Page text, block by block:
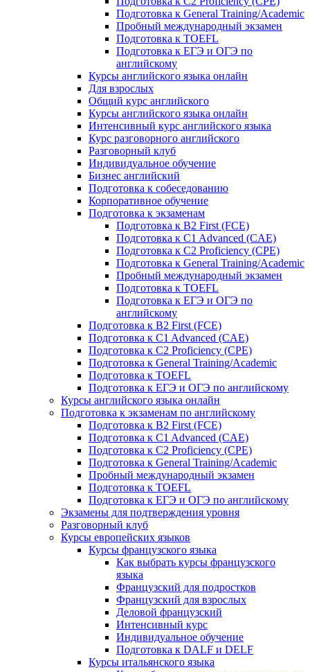
Подготовка к General Training/Academic
Пробный международный экзамен
Подготовка к TOEFL
Подготовка к ЕГЭ и ОГЭ по
английскому
Курсы английского языка онлайн
Для взрослых
Общий курс английского
Курсы английского языка онлайн
Интенсивный курс английского языка
Курс разговорного английского
Разговорный клуб
Индивидуальное обучение
Бизнес английский
Подготовка к собеседованию
Корпоративное обучение
Подготовка к экзаменам
Подготовка к B2 First (FCE)
Подготовка к C1 Advanced (CAE)
Подготовка к C2 Proficiency (CPE)
Подготовка к General Training/Academic
Пробный международный экзамен
Подготовка к TOEFL
Подготовка к ЕГЭ и ОГЭ по
английскому
Подготовка к B2 First (FCE)
Подготовка к C1 Advanced (CAE)
Подготовка к C2 Proficiency (CPE)
Подготовка к General Training/Academic
Подготовка к TOEFL
Подготовка к ЕГЭ и ОГЭ по английскому
Курсы английского языка онлайн
Подготовка к экзаменам по английскому
Подготовка к B2 First (FCE)
Подготовка к C1 Advanced (CAE)
Подготовка к C2 Proficiency (CPE)
Подготовка к General Training/Academic
Пробный международный экзамен
Подготовка к TOEFL
Подготовка к ЕГЭ и ОГЭ по английскому
Экзамены для подтверждения уровня
Разговорный клуб
Курсы европейских языков
Курсы французского языка
Как выбрать курсы французского
языка
Французский для подростков
Французский для взрослых
Деловой французский
Интенсивный курс
Индивидуальное обучение
Подготовка к DALF и DELF
Курсы итальянского языка